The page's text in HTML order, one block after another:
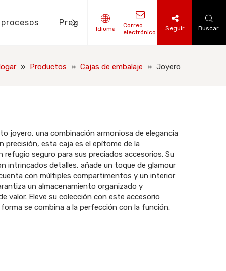
Preguntas frecuentes Noticias
Idioma
Correo
electrónico
Seguir Buscar
» Productos » Cajas de embalaje » Joyero
joyero, una combinación armoniosa de elegancia
precisión, esta caja es el epítome de la
seguro para sus preciados accesorios. Su
intrincados detalles, añade un toque de glamour
con múltiples compartimentos y un interior
un almacenamiento organizado y
valor. Eleve su colección con este accesorio
se combina a la perfección con la función.